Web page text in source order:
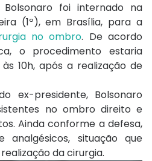
foi internado na
(1º), em Brasília, para a
no ombro. De acordo
o procedimento estaria
10h, após a realização de
ex-presidente, Bolsonaro
no ombro direito e
Ainda conforme a defesa,
situação que
da cirurgia.